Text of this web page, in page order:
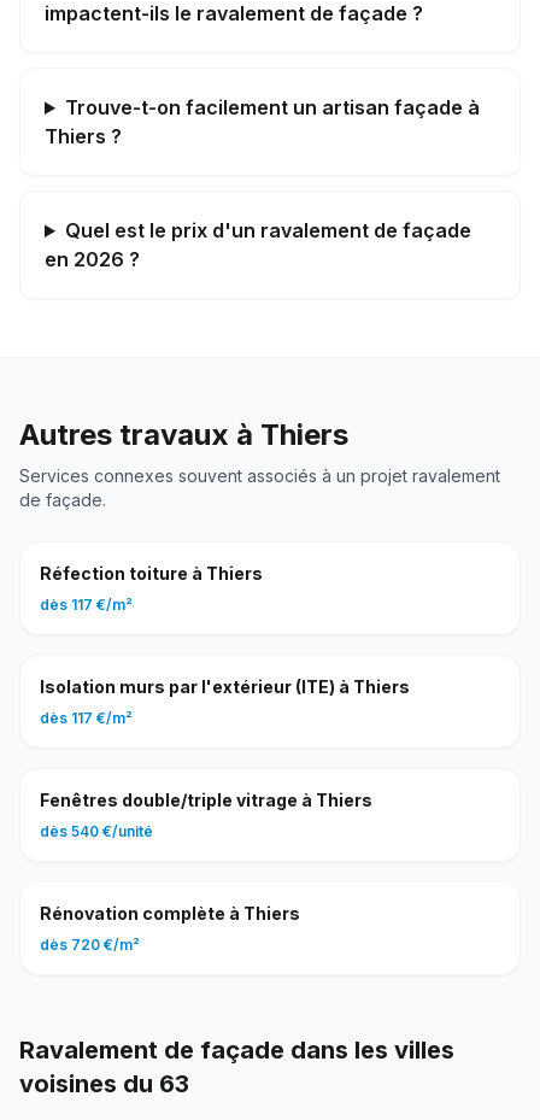
impactent-ils le ravalement de façade ?
Trouve-t-on facilement un artisan façade à
Thiers ?
Quel est le prix d'un ravalement de façade
en 2026 ?
Autres travaux à Thiers
Services connexes souvent associés à un projet ravalement
de façade.
Réfection toiture à Thiers
dès 117 €/m²
Isolation murs par l'extérieur (ITE) à Thiers
dès 117 €/m²
Fenêtres double/triple vitrage à Thiers
dès 540 €/unité
Rénovation complète à Thiers
dès 720 €/m²
Ravalement de façade dans les villes
voisines du 63